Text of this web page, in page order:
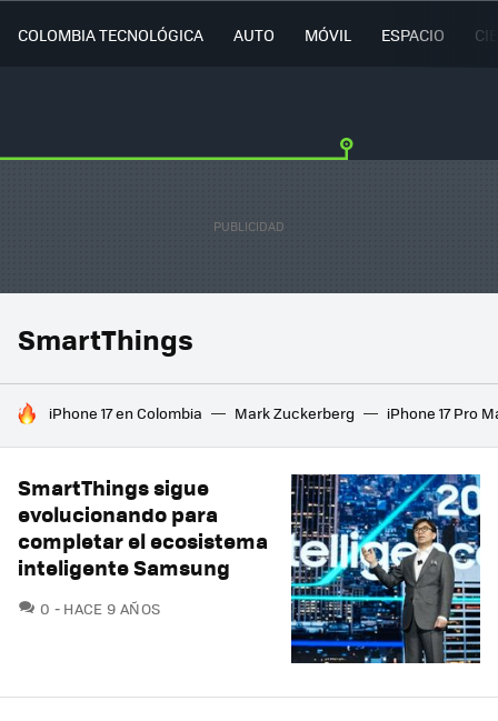
COLOMBIA TECNOLÓGICA AUTO MÓVIL ESPACIO
SmartThings
HOY SE HABLA DE
iPhone 17 en Colombia Mark Zuckerberg iPhone 17 Pro
SmartThings sigue
evolucionando para
completar el ecosistema
inteligente Samsung
0 COMENTARIOS
HACE 9 AÑOS